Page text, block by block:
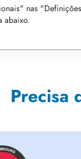
nas
abaixo.
Precisa